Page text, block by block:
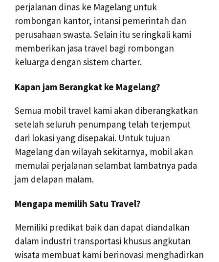
perjalanan dinas ke Magelang untuk
rombongan kantor, intansi pemerintah dan
perusahaan swasta. Selain itu seringkali kami
memberikan jasa travel bagi rombongan
keluarga dengan sistem charter.
Kapan jam Berangkat ke Magelang?
Semua mobil travel kami akan diberangkatkan
setelah seluruh penumpang telah terjemput
dari lokasi yang disepakai. Untuk tujuan
Magelang dan wilayah sekitarnya, mobil akan
memulai perjalanan selambat lambatnya pada
jam delapan malam.
Mengapa memilih Satu Travel?
Memiliki predikat baik dan dapat diandalkan
dalam industri transportasi khusus angkutan
wisata membuat kami berinovasi menghadirkan